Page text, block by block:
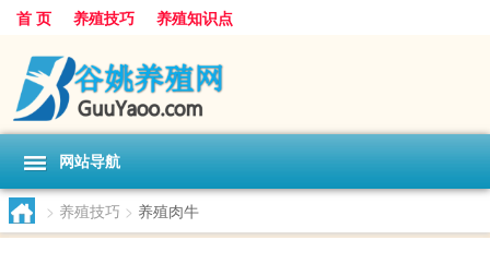
首 页 养殖技巧 养殖知识点
网站导航
> 养殖技巧 > 养殖肉牛